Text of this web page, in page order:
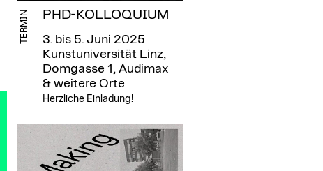
TERMIN PHD-KOLLOQUIUM
3. bis 5. Juni 2025
Kunstuniversität Linz,
Domgasse 1, Audimax
& weitere Orte
Herzliche Einladung!